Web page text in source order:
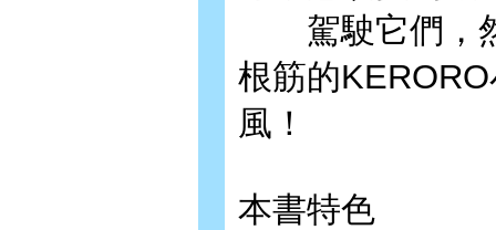
駕駛它們，然
根筋的
風！
本書特色